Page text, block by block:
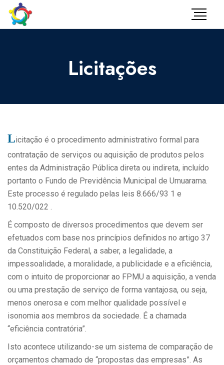
Licitações
Licitação é o procedimento administrativo formal para
contratação de serviços ou aquisição de produtos pelos
entes da Administração Pública direta ou indireta, incluído
portanto o Fundo de Previdência Municipal de Umuarama.
Este processo é regulado pelas leis 8.666/93 1 e
10.520/022 .
É composto de diversos procedimentos que devem ser
efetuados com base nos princípios definidos no artigo 37
da Constituição Federal, a saber, a legalidade, a
impessoalidade, a moralidade, a publicidade e a eficiência,
com o intuito de proporcionar ao FPMU a aquisição, a venda
ou uma prestação de serviço de forma vantajosa, ou seja,
menos onerosa e com melhor qualidade possível e
isonomia aos membros da sociedade. É a chamada
“eficiência contratória”.
Isto acontece utilizando-se um sistema de comparação de
orçamentos chamado de “propostas das empresas”. As